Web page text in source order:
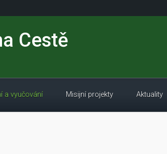
Cestě
a vyučování Misijní projekty Aktuality